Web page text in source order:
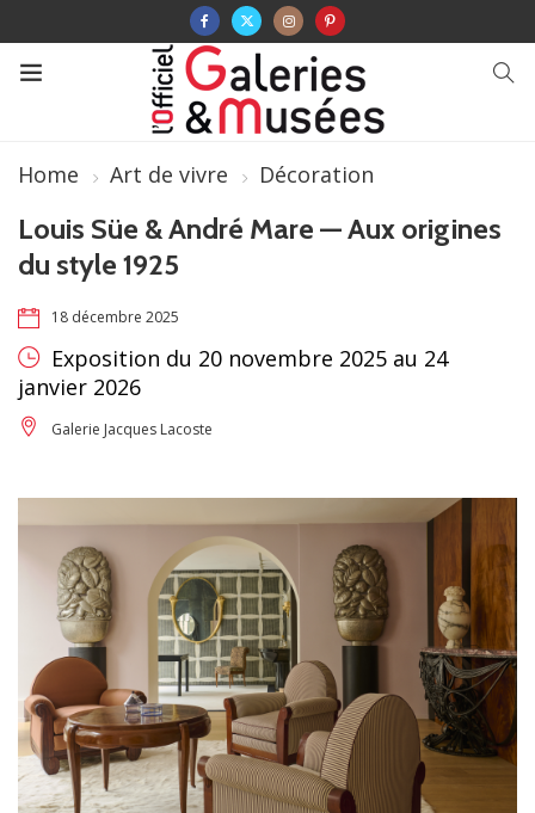
Home Art de vivre Décoration
Louis Süe & André Mare — Aux origines
du style 1925
18 décembre 2025
Exposition du 20 novembre 2025 au 24
janvier 2026
Galerie Jacques Lacoste